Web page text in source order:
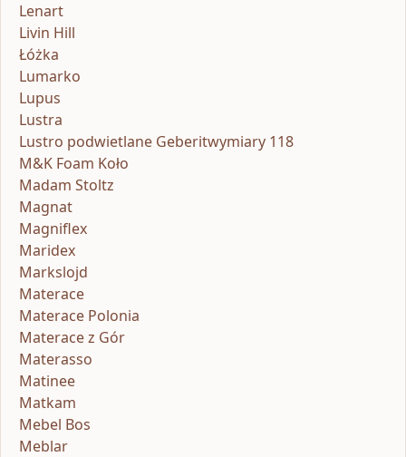
Lenart
Livin Hill
Łóżka
Lumarko
Lupus
Lustra
Lustro podwietlane Geberitwymiary 118
M&K Foam Koło
Madam Stoltz
Magnat
Magniflex
Maridex
Markslojd
Materace
Materace Polonia
Materace z Gór
Materasso
Matinee
Matkam
Mebel Bos
Meblar